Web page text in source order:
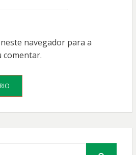
navegador para a
comentar.